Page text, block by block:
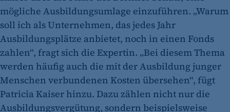
mögliche Ausbildungsumlage einzuführen. „Warum
soll ich als Unternehmen, das jedes Jahr
Ausbildungsplätze anbietet, noch in einen Fonds
zahlen“, fragt sich die Expertin. „Bei diesem Thema
werden häufig auch die mit der Ausbildung junger
Menschen verbundenen Kosten übersehen“, fügt
Patricia Kaiser hinzu. Dazu zählen nicht nur die
Ausbildungsvergütung, sondern beispielsweise